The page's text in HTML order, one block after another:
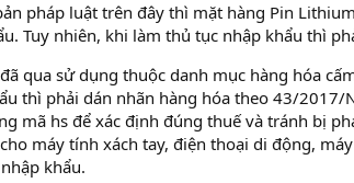
pháp luật trên đây thì mặt hàng Pin
Tuy nhiên, khi làm thủ tục nhập khẩu thì
qua sử dụng thuộc danh mục hàng hóa
thì phải dán nhãn hàng hóa theo 43/2017/
mã hs để xác định đúng thuế và tránh bị
máy tính xách tay, điện thoại di động,
khẩu.